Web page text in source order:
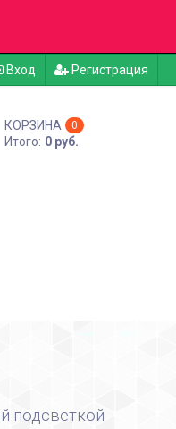
Вход Регистрация
КОРЗИНА 0
Итого: 0 руб.
подсветкой